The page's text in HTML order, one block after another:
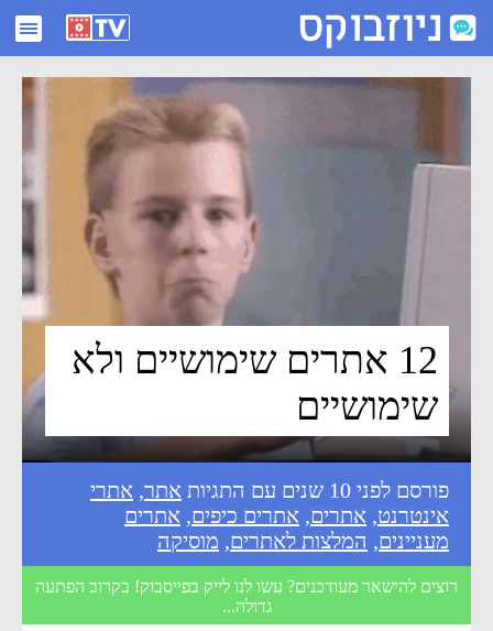
12 אתרים שימושיים ולא שימושיים - ניוזבוקס
12 אתרים שימושיים ולא
שימושיים
פורסם לפני 10 שנים עם התגיות אתר, אתרי
אינטרנט, אתרים, אתרים כיפים, אתרים
מעניינים, המלצות לאתרים, מוסיקה
רוצים להישאר מעודכנים? עשו לנו לייק בפייסבוק! בקרוב הפתעה
גדולה...